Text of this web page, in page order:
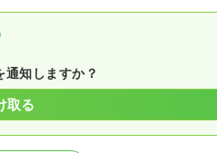
通知しますか？
取る